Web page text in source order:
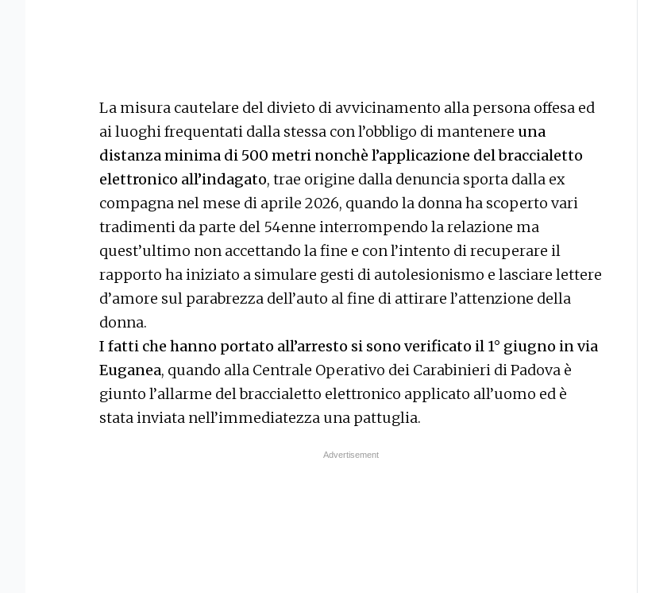
La misura cautelare del divieto di avvicinamento alla persona offesa ed
ai luoghi frequentati dalla stessa con l’obbligo di mantenere una
distanza minima di 500 metri nonchè l’applicazione del braccialetto
elettronico all’indagato, trae origine dalla denuncia sporta dalla ex
compagna nel mese di aprile 2026, quando la donna ha scoperto vari
tradimenti da parte del 54enne interrompendo la relazione ma
quest’ultimo non accettando la fine e con l’intento di recuperare il
rapporto ha iniziato a simulare gesti di autolesionismo e lasciare lettere
d’amore sul parabrezza dell’auto al fine di attirare l’attenzione della
donna.
I fatti che hanno portato all’arresto si sono verificato il 1° giugno in via
Euganea, quando alla Centrale Operativo dei Carabinieri di Padova è
giunto l’allarme del braccialetto elettronico applicato all’uomo ed è
stata inviata nell’immediatezza una pattuglia.